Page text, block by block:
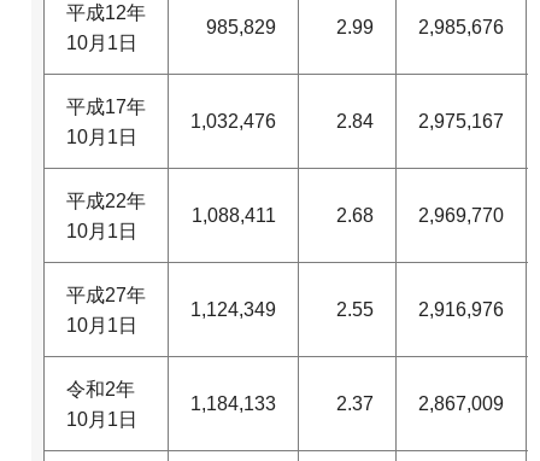
平成12年
10月1日
985,829 2.99 2,985,676
平成17年
10月1日
1,032,476 2.84 2,975,167
平成22年
10月1日
1,088,411 2.68 2,969,770
平成27年
10月1日
1,124,349 2.55 2,916,976
令和2年
10月1日
1,184,133 2.37 2,867,009